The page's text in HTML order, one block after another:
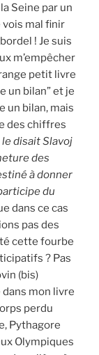
Seine par un
vois mal finir
! Je suis
m’empêcher
petit livre
un bilan” et je
un bilan, mais
des chiffres
disait Slavoj
des
à donner
du
dans ce cas
pas des
cette fourbe
? Pas
(bis)
mon livre
perdu
Pythagore
Olympiques